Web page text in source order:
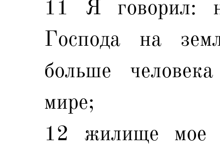
11 Я говорил:
Господа на
больше
мире;
12 жилище мое